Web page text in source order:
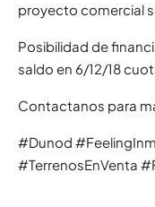
proyecto comercial
Posibilidad de
saldo en 6/12/18
Contactanos para
#Dunod
#TerrenosEnVenta